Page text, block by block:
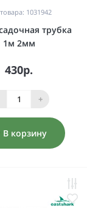
1031942
трубка
1м 2мм
430р.
+
В корзину